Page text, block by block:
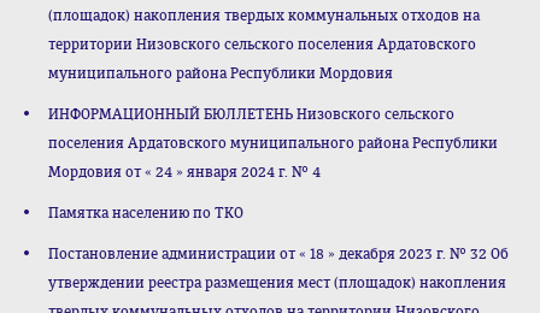
(площадок) накопления твердых коммунальных отходов на
территории Низовского сельского поселения Ардатовского
муниципального района Республики Мордовия
ИНФОРМАЦИОННЫЙ БЮЛЛЕТЕНЬ Низовского сельского
поселения Ардатовского муниципального района Республики
Мордовия от « 24 » января 2024 г. № 4
Памятка населению по ТКО
Постановление администрации от « 18 » декабря 2023 г. № 32 Об
утверждении реестра размещения мест (площадок) накопления